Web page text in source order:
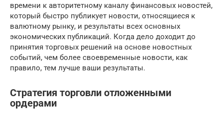
времени к авторитетному каналу финансовых новостей,
который быстро публикует новости, относящиеся к
валютному рынку, и результаты всех основных
экономических публикаций. Когда дело доходит до
принятия торговых решений на основе новостных
событий, чем более своевременные новости, как
правило, тем лучше ваши результаты.
Стратегия торговли отложенными
ордерами